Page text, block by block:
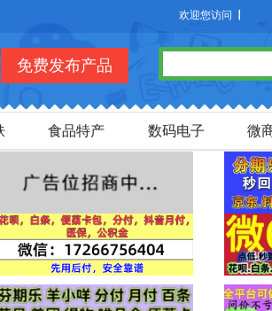
欢迎您访问【货品源
免费发布产品
食品特产 数码电子 微